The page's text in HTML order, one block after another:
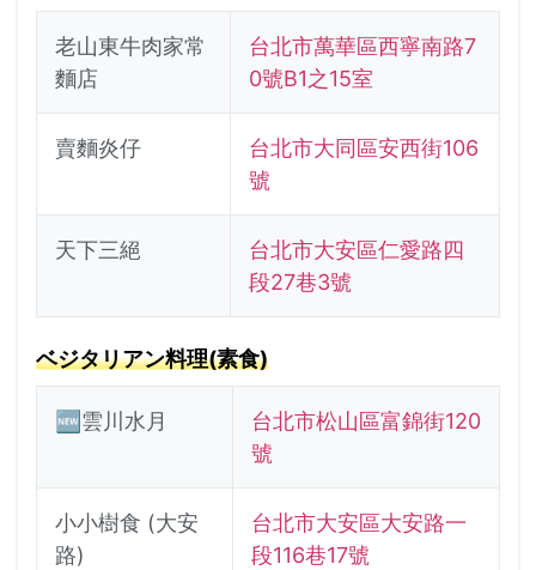
老山東牛肉家常
麵店
台北市萬華區西寧南路7
0號B1之15室
賣麵炎仔
台北市大同區安西街106
號
天下三絕
台北市大安區仁愛路四
段27巷3號
ベジタリアン料理(素食)
🆕雲川水月
台北市松山區富錦街120
號
小小樹食 (大安
路)
台北市大安區大安路一
段116巷17號